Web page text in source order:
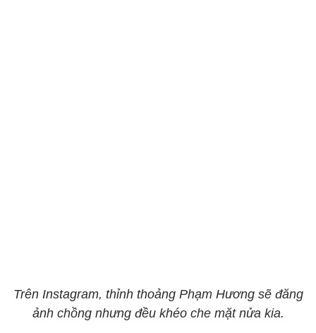
Trên Instagram, thỉnh thoảng Phạm Hương sẽ đăng
ảnh chồng nhưng đều khéo che mặt nửa kia.